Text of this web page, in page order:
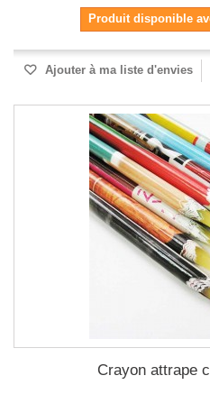
Produit disponible
Ajouter à ma liste d'envies
Crayon attrape